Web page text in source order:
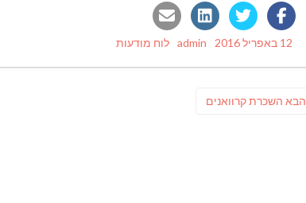
Posted
12 באפריל 2016 Author
admin
Categories
לוח מודעות
הבא פוסט
השכרת קרוואנים